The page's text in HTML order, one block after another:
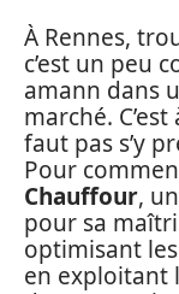
À Rennes,
c’est un peu
amann dans
marché.
faut pas s’y
Pour
Chauffour,
pour sa
optimisant
en exploitant